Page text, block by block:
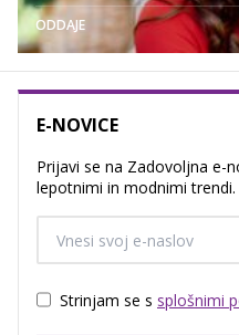
ODDAJE
E-NOVICE
Prijavi se na Zadovoljna e-
lepotnimi in modnimi trendi.
Strinjam se s splošnimi